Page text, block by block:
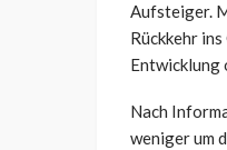
Aufsteiger.
Rückkehr
Entwicklung
Nach
weniger um